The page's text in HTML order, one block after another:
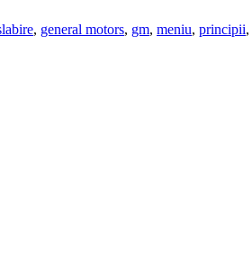
, general motors, gm, meniu, principii,